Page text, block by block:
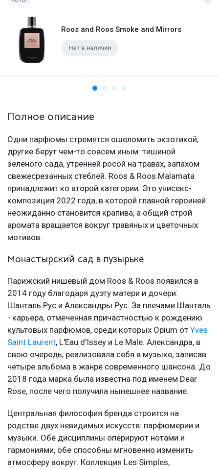
Roos and Roos Smoke and Mirrors
Нет в наличии
Полное описание
Одни парфюмы стремятся ошеломить экзотикой,
другие берут чем-то совсем иным: тишиной
зеленого сада, утренней росой на травах, запахом
свежесрезанных стеблей. Roos & Roos Malamata
принадлежит ко второй категории. Это унисекс-
композиция 2022 года, в которой главной героиней
неожиданно становится крапива, а общий строй
аромата вращается вокруг травяных и цветочных
мотивов.
Монастырский сад в пузырьке
Парижский нишевый дом Roos & Roos появился в
2014 году благодаря дуэту матери и дочери:
Шанталь Рус и Александры Рус. За плечами Шанталь
- карьера, отмеченная причастностью к рождению
культовых парфюмов, среди которых Opium от Yves
Saint Laurent, L'Eau d'Issey и Le Male. Александра, в
свою очередь, реализовала себя в музыке, записав
четыре альбома в жанре современного шансона. До
2018 года марка была известна под именем Dear
Rose, после чего получила нынешнее название.
Центральная философия бренда строится на
родстве двух невидимых искусств: парфюмерии и
музыки. Обе дисциплины оперируют нотами и
гармониями, обе способны мгновенно изменить
атмосферу вокруг. Коллекция Les Simples,